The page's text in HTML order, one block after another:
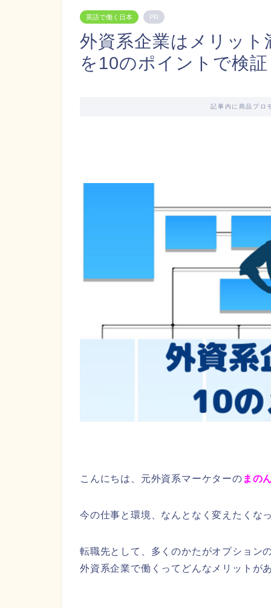
英語で働く日本 PR
外資系企業はメリッ
を10のポイントで検証
記事内に商品プロ
こんにちは、元外資系マーケターの まの
今の仕事と環境、なんとなく変えたくな
転職先として、多くのかたがオプション
外資系企業で働くってどんなメリットが